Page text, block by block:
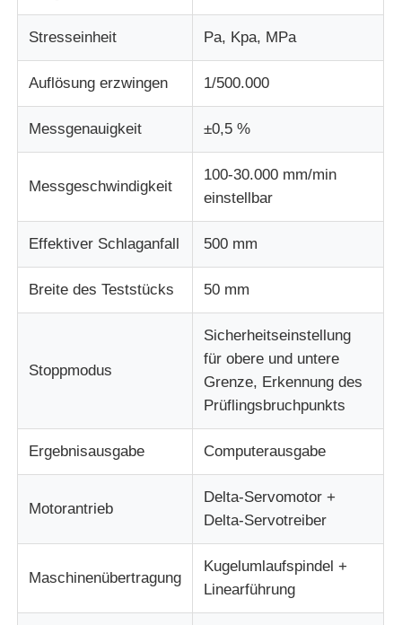
Stresseinheit Pa, Kpa, MPa
Auflösung erzwingen 1/500.000
Messgenauigkeit ±0,5 %
Messgeschwindigkeit
100-30.000 mm/min
einstellbar
Effektiver Schlaganfall 500 mm
Breite des Teststücks 50 mm
Stoppmodus
Sicherheitseinstellung
für obere und untere
Grenze, Erkennung des
Prüflingsbruchpunkts
Ergebnisausgabe Computerausgabe
Motorantrieb
Delta-Servomotor +
Delta-Servotreiber
Maschinenübertragung
Kugelumlaufspindel +
Linearführung